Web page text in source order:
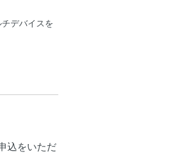
デバイスを
込をいただ